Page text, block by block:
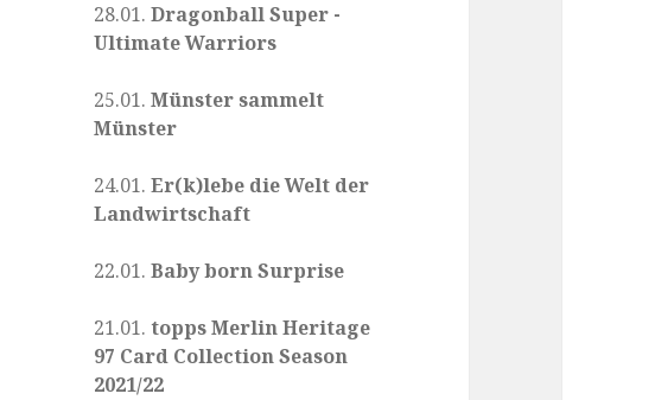
28.01.Dragonball Super -
Ultimate Warriors
25.01.Münster sammelt
Münster
24.01.Er(k)lebe die Welt der
Landwirtschaft
22.01.Baby born Surprise
21.01.topps Merlin Heritage
97 Card Collection Season
2021/22